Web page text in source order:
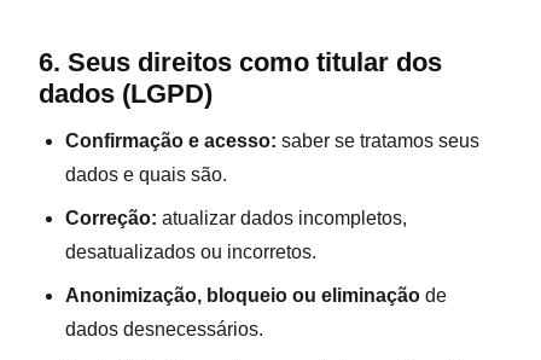
6. Seus direitos como titular dos
dados (LGPD)
Confirmação e acesso: saber se tratamos seus
dados e quais são.
Correção: atualizar dados incompletos,
desatualizados ou incorretos.
Anonimização, bloqueio ou eliminação de
dados desnecessários.